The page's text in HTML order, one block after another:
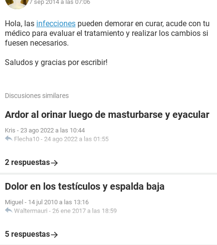
7 sep 2014 a las 07:06
Hola, las infecciones pueden demorar en curar, acude con tu
médico para evaluar el tratamiento y realizar los cambios si
fuesen necesarios.
Saludos y gracias por escribir!
Discusiones similares
Ardor al orinar luego de masturbarse y eyacular
Kris - 23 ago 2022 a las 10:44
Flecha10 - 24 ago 2022 a las 01:55
2 respuestas
Dolor en los testículos y espalda baja
Miguel - 14 jul 2010 a las 13:16
Waltermauri - 26 ene 2017 a las 18:59
5 respuestas